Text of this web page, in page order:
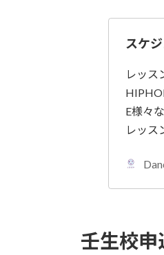
スケ
レッス
E様々
レッス
壬生校申